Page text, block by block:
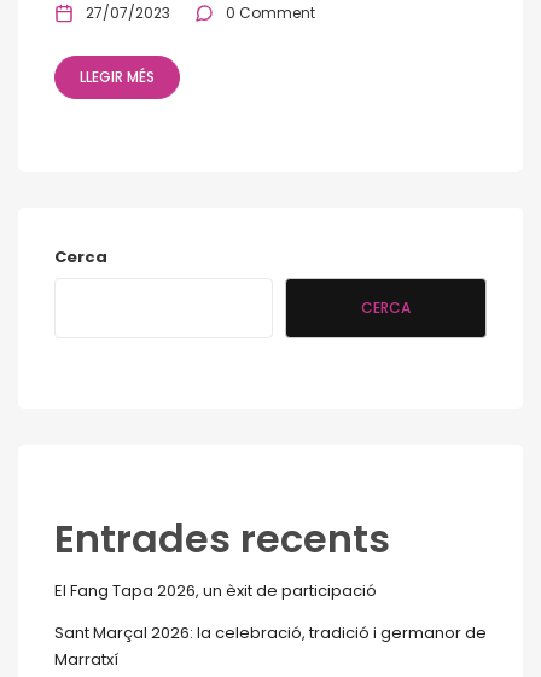
27/07/2023 0 Comment
LLEGIR MÉS
Cerca
CERCA
Entrades recents
El Fang Tapa 2026, un èxit de participació
Sant Marçal 2026: la celebració, tradició i germanor de
Marratxí